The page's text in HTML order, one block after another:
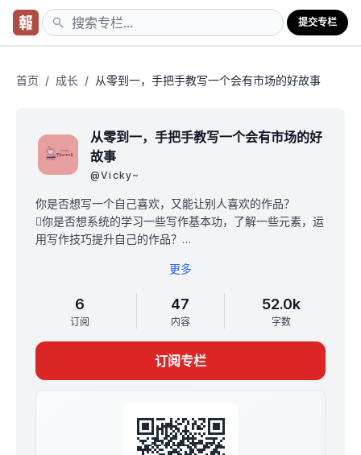
提交专栏
首页 / 成长 / 从零到一，手把手教写一个会有市场的好故事
从零到一，手把手教写一个会有市场的好
故事
@Vicky~
你是否想写一个自己喜欢，又能让别人喜欢的作品？
你是否想系统的学习一些写作基本功，了解一些元素，运
用写作技巧提升自己的作品？
如果答案是肯定的，那么欢迎来到我的专栏。
这些知识全写作类型受用，不论你是小说作者还是长短视
频编剧，又或是广告导演，活动策展人，纪实类写作等
等，只要需要创意，需要故事，专栏里的知识都会让你受
益终身。（哪怕是运用在社会中，与人交往的时候，很多
更多
6
订阅
47
内容
52.0k
字数
订阅专栏